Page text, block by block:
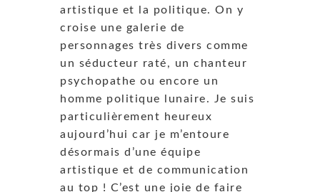
artistique et la politique. On y
croise une galerie de
personnages très divers comme
un séducteur raté, un chanteur
psychopathe ou encore un
homme politique lunaire. Je suis
particulièrement heureux
aujourd’hui car je m’entoure
désormais d’une équipe
artistique et de communication
au top ! C’est une joie de faire